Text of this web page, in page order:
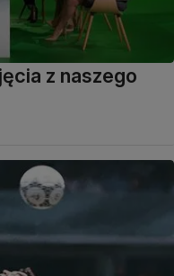
z naszego